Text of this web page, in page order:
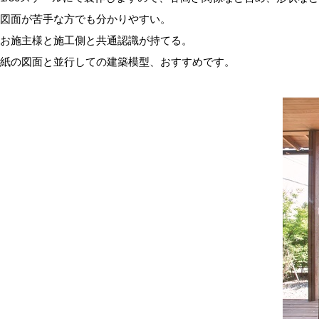
図面が苦手な方でも分かりやすい。
お施主様と施工側と共通認識が持てる。
紙の図面と並行しての建築模型、おすすめです。